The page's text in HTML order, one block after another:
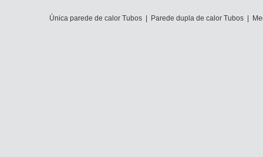
Única parede de calor Tubos Parede dupla de calor Tubos